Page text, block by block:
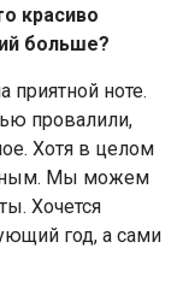
красиво
больше?
ноте.
провалили,
Хотя в целом
Мы можем
Хочется
год, а сами